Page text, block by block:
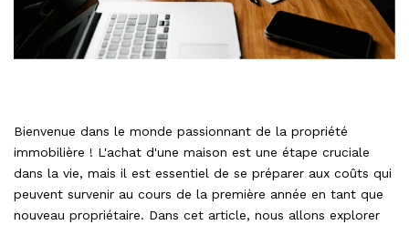
Bienvenue dans le monde passionnant de la propriété
immobilière ! L'achat d'une maison est une étape cruciale
dans la vie, mais il est essentiel de se préparer aux coûts qui
peuvent survenir au cours de la première année en tant que
nouveau propriétaire. Dans cet article, nous allons explorer